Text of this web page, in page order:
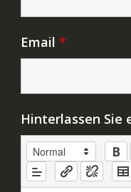
Email *
Hinterlassen Sie